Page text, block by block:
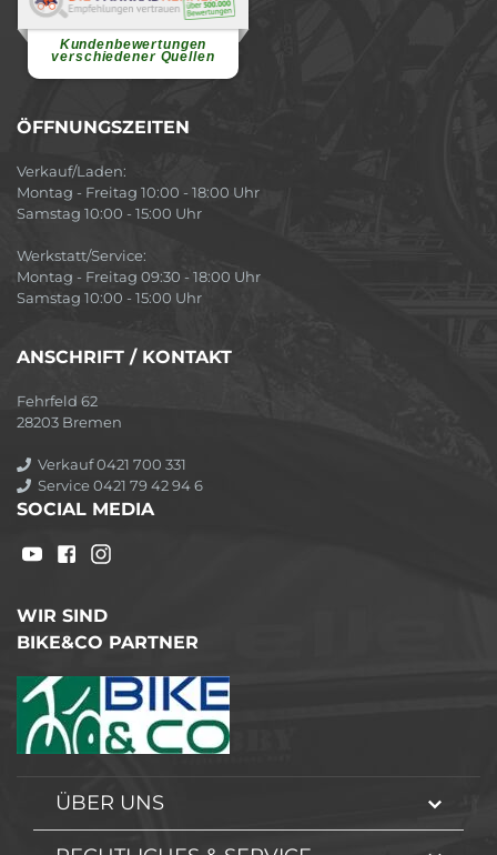
Kundenbewertungen
verschiedener Quellen
Vielen Dank für ein herzliches
ÖFFNUNGSZEITEN
Verkauf/Laden:
Montag - Freitag 10:00 - 18:00 Uhr
Samstag 10:00 - 15:00 Uhr
Werkstatt/Service:
Montag - Freitag 09:30 - 18:00 Uhr
Samstag 10:00 - 15:00 Uhr
ANSCHRIFT / KONTAKT
Fehrfeld 62
28203 Bremen
Verkauf 0421 700 331
Service 0421 79 42 94 6
SOCIAL MEDIA
WIR SIND
BIKE&CO PARTNER
ÜBER UNS